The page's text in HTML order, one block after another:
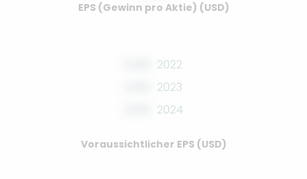
EPS (Gewinn pro Aktie) (USD)
2022
2023
2024
Voraussichtlicher EPS (USD)